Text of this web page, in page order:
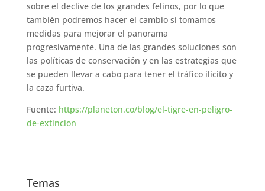
sobre el declive de los grandes felinos, por lo que
también podremos hacer el cambio si tomamos
medidas para mejorar el panorama
progresivamente. Una de las grandes soluciones son
las políticas de conservación y en las estrategias que
se pueden llevar a cabo para tener el tráfico ilícito y
la caza furtiva.
Fuente: https://planeton.co/blog/el-tigre-en-peligro-
de-extincion
Temas